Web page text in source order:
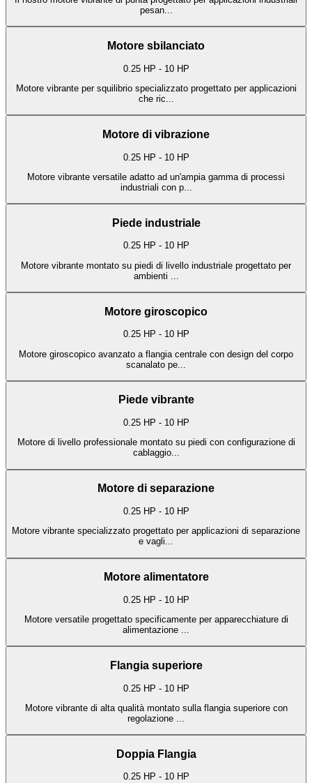
pesan...
Motore sbilanciato
0.25 HP - 10 HP
Motore vibrante per squilibrio specializzato progettato per applicazioni
che ric
Motore di vibrazione
0.25 HP - 10 HP
Motore vibrante versatile adatto ad un'ampia gamma di processi
industriali con p...
Piede industriale
0.25 HP - 10 HP
Motore vibrante montato su piedi di livello industriale progettato per
ambienti
Motore giroscopico
0.25 HP - 10 HP
Motore giroscopico avanzato a flangia centrale con design del corpo
scanalato pe
Piede vibrante
0.25 HP - 10 HP
Motore di livello professionale montato su piedi con configurazione di
cablaggio...
Motore di separazione
0.25 HP - 10 HP
Motore vibrante specializzato progettato per applicazioni di separazione
e vagli...
Motore alimentatore
0.25 HP - 10 HP
Motore versatile progettato specificamente per apparecchiature di
alimentazione ...
Flangia superiore
0.25 HP - 10 HP
Motore vibrante di alta qualità montato sulla flangia superiore con
regolazione
Doppia Flangia
0.25 HP - 10 HP